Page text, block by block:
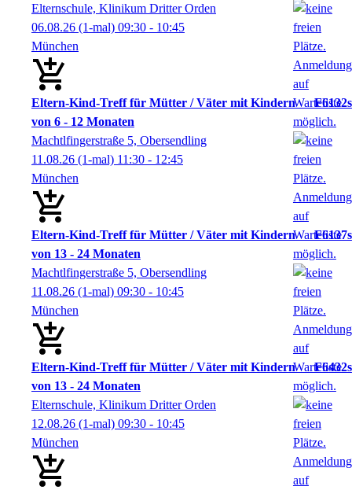
Elternschule, Klinikum Dritter Orden
06.08.26 (1-mal) 09:30 - 10:45
München
Eltern-Kind-Treff für Mütter / Väter mit Kindern
von 6 - 12 Monaten
F6132s
Machtlfingerstraße 5, Obersendling
11.08.26 (1-mal) 11:30 - 12:45
München
Eltern-Kind-Treff für Mütter / Väter mit Kindern
von 13 - 24 Monaten
F6137s
Machtlfingerstraße 5, Obersendling
11.08.26 (1-mal) 09:30 - 10:45
München
Eltern-Kind-Treff für Mütter / Väter mit Kindern
von 13 - 24 Monaten
F6432s
Elternschule, Klinikum Dritter Orden
12.08.26 (1-mal) 09:30 - 10:45
München